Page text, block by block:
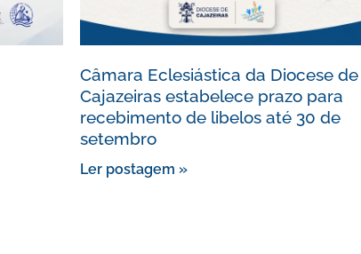
Câmara Eclesiástica da Diocese de
Cajazeiras estabelece prazo para
recebimento de libelos até 30 de
setembro
Ler postagem »